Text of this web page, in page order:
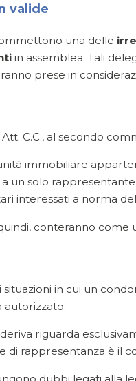
valide
una delle
in assemblea. Tali
prese in
Att. C.C., al secondo
immobiliare
un solo
interessati a norma
conteranno come
situazioni in cui un
autorizzato.
riguarda
di rappresentanza è il